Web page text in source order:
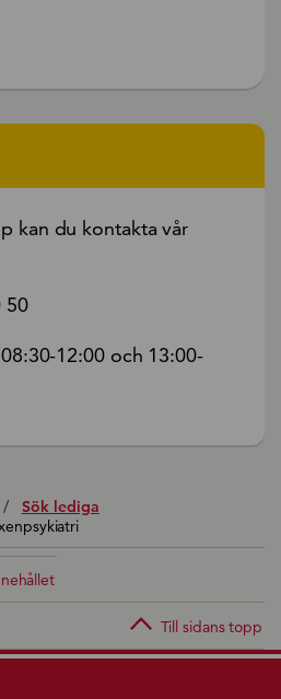
kan du kontakta vår
50
12:00 och 13:00-
/
Sök lediga
Till sidans topp